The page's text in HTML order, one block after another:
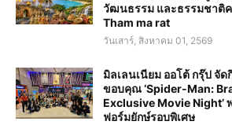
วัฒนธรรม และธรรมชาติค
Tham ma rat
วันเสาร์, สิงหาคม 01, 2569
มิลเลนเนียม ออโต้ กรุ๊ป จั
ขอบคุณ ‘Spider-Man:
Exclusive Movie Night’
ฟอร์มยักษ์รอบพิเศษ